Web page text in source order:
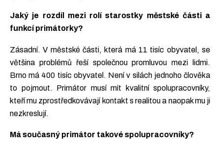
Jaký je rozdíl mezi rolí starostky městské části a
funkcí primátorky?
Zásadní. V městské části, která má 11 tisíc obyvatel, se
většina problémů řeší společnou promluvou mezi lidmi.
Brno má 400 tisíc obyvatel. Není v silách jednoho člověka
to pojmout. Primátor musí mít kvalitní spolupracovníky,
kteří mu zprostředkovávají kontakt s realitou a naopak mu ji
nezkreslují.
Má současný primátor takové spolupracovníky?